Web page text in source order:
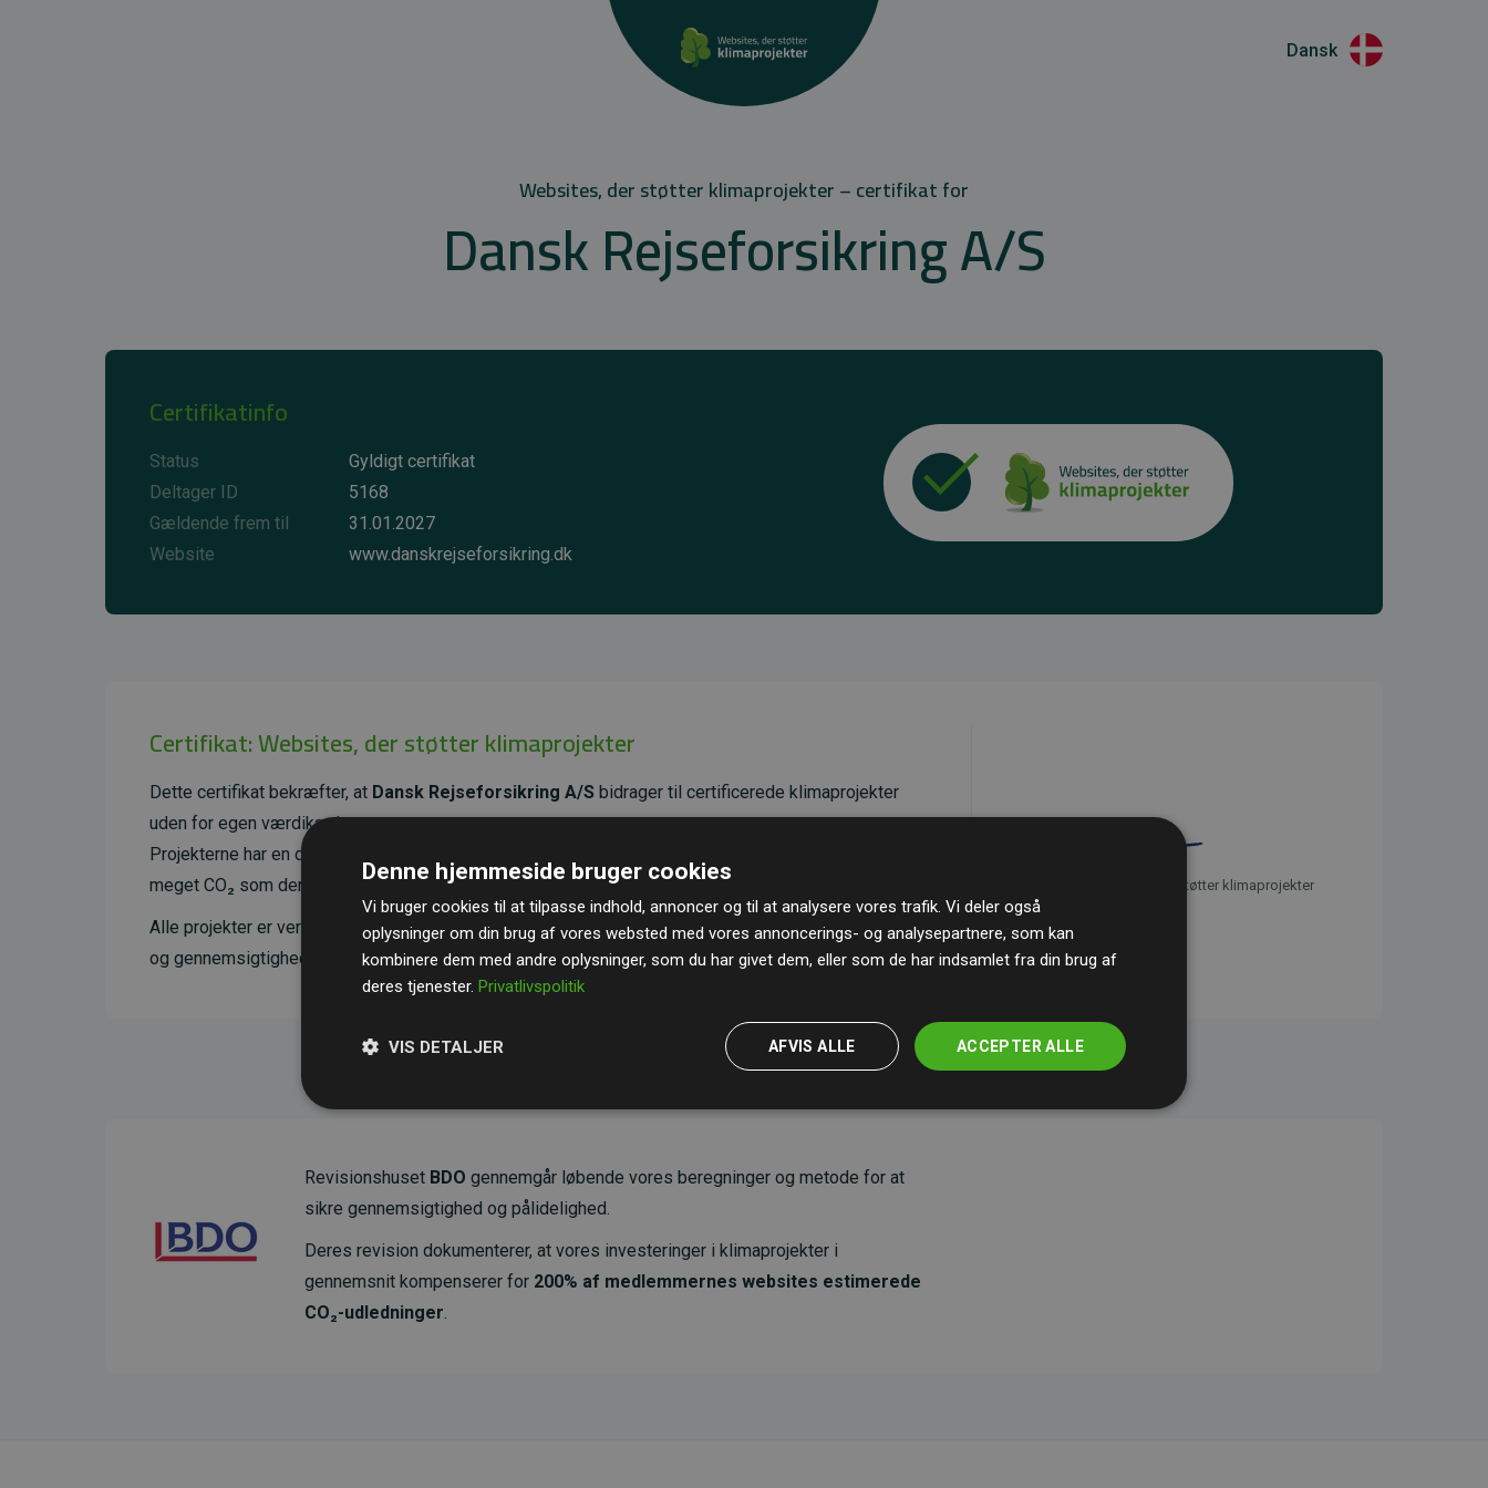
Dansk
Websites, der støtter klimaprojekter – certifikat for
Dansk Rejseforsikring A/S
Certifikatinfo
Status
Gyldigt certifikat
Deltager ID
5168
Gældende frem til
31.01.2027
Website
www.danskrejseforsikring.dk
Certifikat: Websites, der støtter klimaprojekter
Dette certifikat bekræfter, at Dansk Rejseforsikring A/S bidrager til certificerede klimaprojekter
uden for egen værdikæde.
Projekterne har en dokumenteret CO₂-reducerende effekt, som i gennemsnit svarer til dobbelt så
meget CO₂ som den estimerede udledning fra hjemmesiden.
Alle projekter er verificeret gennemGold Standard– en international ordning, der sikrer høj kvalitet
og gennemsigtighed i klimainvesteringer. Du kan læse mere om de konkrete projekter her.
initiativet Websites, der støtter klimaprojekter
Revisionshuset BDO gennemgår løbende vores beregninger og metode for at
sikre gennemsigtighed og pålidelighed.
Deres revision dokumenterer, at vores investeringer i klimaprojekter i
gennemsnit kompenserer for 200% af medlemmernes websites estimerede
CO₂-udledninger.
Denne hjemmeside bruger cookies
Vi bruger cookies til at tilpasse indhold, annoncer og til at analysere vores trafik. Vi deler også
oplysninger om din brug af vores websted med vores annoncerings- og analysepartnere, som kan
kombinere dem med andre oplysninger, som du har givet dem, eller som de har indsamlet fra din brug af
deres tjenester. Privatlivspolitik
ACCEPTER ALLE
AFVIS ALLE
VIS DETALJER